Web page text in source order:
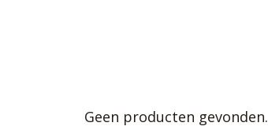
Geen producten gevonden.